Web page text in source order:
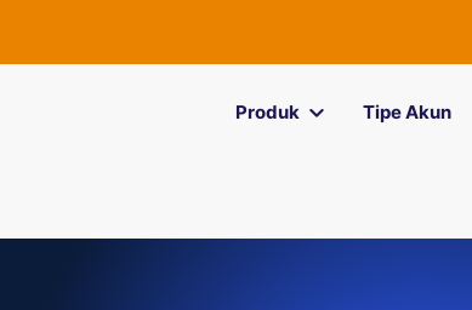
Produk Tipe Akun